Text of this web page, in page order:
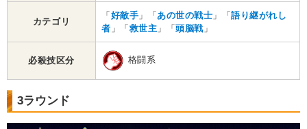
カテゴリ
「 好敵手 」「あの世の戦士 」「語り継がれし
者 」「 救世主 」「頭脳戦 」
必殺技区分 格闘系
3ラウンド